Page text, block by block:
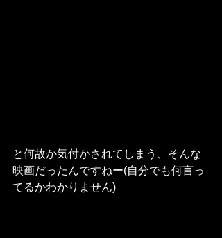
と何故か気付かされてしまう、そんな
映画だったんですねー(自分でも何言っ
てるかわかりません)